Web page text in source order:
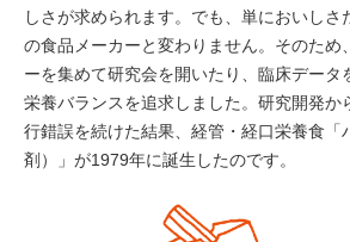
しさが求められます。でも、単においしさ
の食品メーカーと変わりません。そのため
ーを集めて研究会を開いたり、臨床データ
栄養バランスを追求しました。研究開発か
行錯誤を続けた結果、経管・経口栄養食「
剤）」が1979年に誕生したのです。